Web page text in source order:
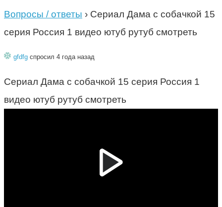
Вопросы / ответы › Сериал Дама с собачкой 15
серия Россия 1 видео ютуб рутуб смотреть
gfdfg спросил 4 года назад
Сериал Дама с собачкой 15 серия Россия 1
видео ютуб рутуб смотреть